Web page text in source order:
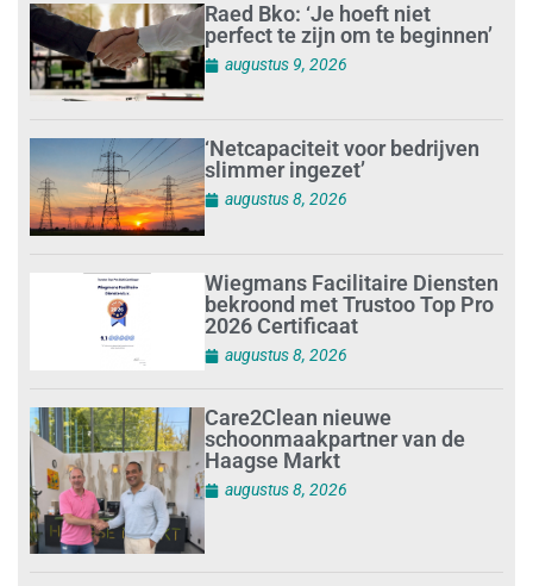
Raed Bko: ‘Je hoeft niet
perfect te zijn om te beginnen’
augustus 9, 2026
‘Netcapaciteit voor bedrijven
slimmer ingezet’
augustus 8, 2026
Wiegmans Facilitaire Diensten
bekroond met Trustoo Top Pro
2026 Certificaat
augustus 8, 2026
Care2Clean nieuwe
schoonmaakpartner van de
Haagse Markt
augustus 8, 2026